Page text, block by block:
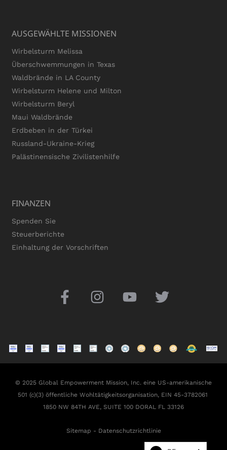
AUSGEWÄHLTE MISSIONEN
Wirbelsturm Melissa
Überschwemmungen in Texas
Waldbrände in LA County
Wirbelsturm Helene und Milton
Wirbelsturm Beryl
Maui Waldbrände
Erdbeben in der Türkei
Russland-Ukraine-Krieg
Palästinensische Zivilistenhilfe
FINANZEN
Spenden Sie
Steuerberichte
Einhaltung der Vorschriften
© 2025 Global Empowerment Mission, Inc. eine US-amerikanische
501 (c)(3) öffentliche Wohltätigkeitsorganisation, EIN 45-3782061
1850 NW 84TH AVE, SUITE 100 DORAL FL 33126
Sitemap - Datenschutzrichtlinie